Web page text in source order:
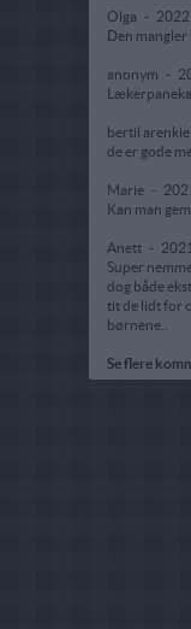
Olga -
Den mangler
anonym -
bertil
de er gode
Marie -
Kan man
Anett -
Super
dog både
tit de lidt for
børnene..
Se flere